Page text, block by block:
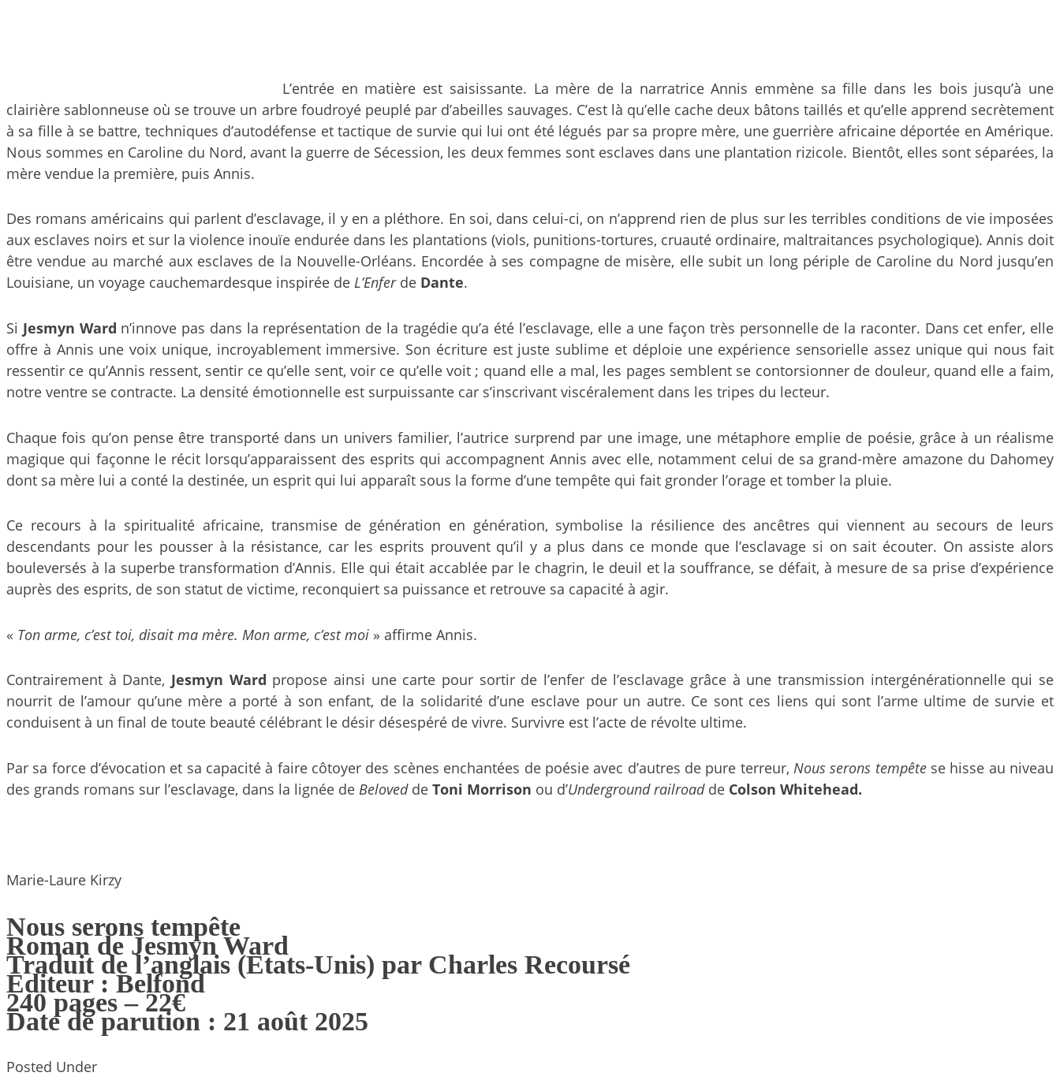
L’entrée en matière est saisissante. La mère de la narratrice Annis emmène sa fille dans les bois jusqu’à une
clairière sablonneuse où se trouve un arbre foudroyé peuplé par d’abeilles sauvages. C’est là qu’elle cache deux bâtons taillés et qu’elle apprend secrètement
à sa fille à se battre, techniques d’autodéfense et tactique de survie qui lui ont été légués par sa propre mère, une guerrière africaine déportée en Amérique.
Nous sommes en Caroline du Nord, avant la guerre de Sécession, les deux femmes sont esclaves dans une plantation rizicole. Bientôt, elles sont séparées, la
mère vendue la première, puis Annis.
Des romans américains qui parlent d’esclavage, il y en a pléthore. En soi, dans celui-ci, on n’apprend rien de plus sur les terribles conditions de vie imposées
aux esclaves noirs et sur la violence inouïe endurée dans les plantations (viols, punitions-tortures, cruauté ordinaire, maltraitances psychologique). Annis doit
être vendue au marché aux esclaves de la Nouvelle-Orléans. Encordée à ses compagne de misère, elle subit un long périple de Caroline du Nord jusqu’en
Louisiane, un voyage cauchemardesque inspirée de L’Enferde Dante.
Si Jesmyn Ward n’innove pas dans la représentation de la tragédie qu’a été l’esclavage, elle a une façon très personnelle de la raconter. Dans cet enfer, elle
offre à Annis une voix unique, incroyablement immersive. Son écriture est juste sublime et déploie une expérience sensorielle assez unique qui nous fait
ressentir ce qu’Annis ressent, sentir ce qu’elle sent, voir ce qu’elle voit ; quand elle a mal, les pages semblent se contorsionner de douleur, quand elle a faim,
notre ventre se contracte. La densité émotionnelle est surpuissante car s’inscrivant viscéralement dans les tripes du lecteur.
Chaque fois qu’on pense être transporté dans un univers familier, l’autrice surprend par une image, une métaphore emplie de poésie, grâce à un réalisme
magique qui façonne le récit lorsqu’apparaissent des esprits qui accompagnent Annis avec elle, notamment celui de sa grand-mère amazone du Dahomey
dont sa mère lui a conté la destinée, un esprit qui lui apparaît sous la forme d’une tempête qui fait gronder l’orage et tomber la pluie.
Ce recours à la spiritualité africaine, transmise de génération en génération, symbolise la résilience des ancêtres qui viennent au secours de leurs
descendants pour les pousser à la résistance, car les esprits prouvent qu’il y a plus dans ce monde que l’esclavage si on sait écouter. On assiste alors
bouleversés à la superbe transformation d’Annis. Elle qui était accablée par le chagrin, le deuil et la souffrance, se défait, à mesure de sa prise d’expérience
auprès des esprits, de son statut de victime, reconquiert sa puissance et retrouve sa capacité à agir.
« Ton arme, c’est toi, disait ma mère. Mon arme, c’est moi » affirme Annis.
Contrairement à Dante, Jesmyn Ward propose ainsi une carte pour sortir de l’enfer de l’esclavage grâce à une transmission intergénérationnelle qui se
nourrit de l’amour qu’une mère a porté à son enfant, de la solidarité d’une esclave pour un autre. Ce sont ces liens qui sont l’arme ultime de survie et
conduisent à un final de toute beauté célébrant le désir désespéré de vivre. Survivre est l’acte de révolte ultime.
Par sa force d’évocation et sa capacité à faire côtoyer des scènes enchantées de poésie avec d’autres de pure terreur, Nous serons tempêtese hisse au niveau
des grands romans sur l’esclavage, dans la lignée de Belovedde Toni Morrison ou d’Underground railroadde Colson Whitehead.
Marie-Laure Kirzy
Nous serons tempête
Roman de Jesmyn Ward
Traduit de l’anglais (Etats-Unis) par Charles Recoursé
Editeur : Belfond
240 pages – 22€
Date de parution : 21 août 2025
Posted Under